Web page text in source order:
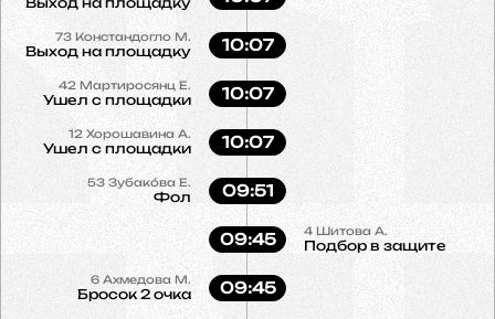
73 Констандогло М.
Выход на площадку 10:07
42 Мартиросянц Е.
Ушел с площадки 10:07
12 Хорошавина А.
Ушел с площадки 10:07
53 Зубако́ва Е.
Фол 09:51
4 Шитова А.
Подбор в защите
09:45
6 Ахмедова М.
Бросок 2 очка 09:45